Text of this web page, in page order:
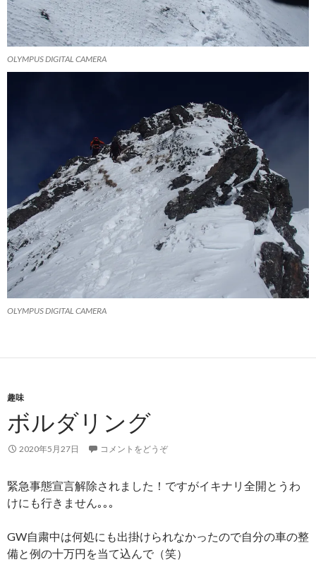
OLYMPUS DIGITAL CAMERA
OLYMPUS DIGITAL CAMERA
趣味
ボルダリング
2020年5月27日 コメントをどうぞ
緊急事態宣言解除されました！ですがイキナリ全開とうわ
けにも行きません｡｡｡
GW自粛中は何処にも出掛けられなかったので自分の車の整
備と例の十万円を当て込んで（笑）